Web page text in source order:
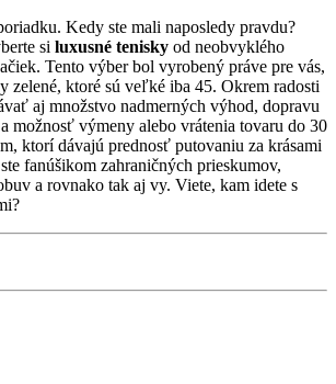
Kedy ste mali naposledy pravdu?
si luxusné tenisky od neobvyklého
Tento výber bol vyrobený práve pre vás,
zelené, ktoré sú veľké iba 45. Okrem radosti
aj množstvo nadmerných výhod, dopravu
možnosť výmeny alebo vrátenia tovaru do 30
ktorí dávajú prednosť putovaniu za krásami
fanúšikom zahraničných prieskumov,
a rovnako tak aj vy. Viete, kam idete s